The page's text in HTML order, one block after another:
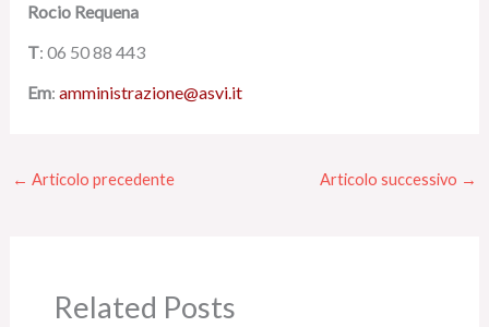
Rocio Requena
T: 06 50 88 443
Em: amministrazione@asvi.it
← Articolo precedente Articolo successivo →
Related Posts